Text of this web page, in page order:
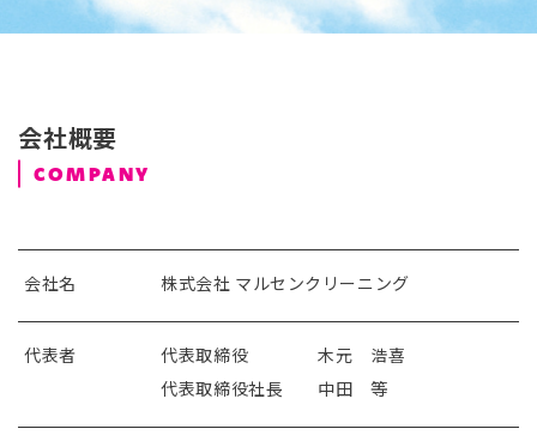
会社概要
COMPANY
会社名 株式会社 マルセンクリーニング
代表者
代表取締役 木元 浩喜
代表取締役社長 中田 等